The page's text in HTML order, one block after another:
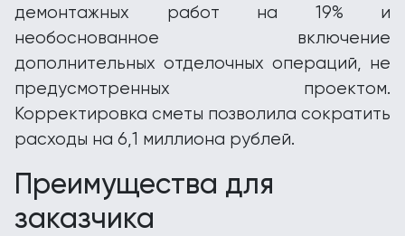
демонтажных работ на 19% и
необоснованное включение
дополнительных отделочных операций, не
предусмотренных проектом.
Корректировка сметы позволила сократить
расходы на 6,1 миллиона рублей.
Преимущества для
заказчика